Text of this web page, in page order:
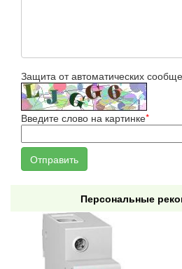
Защита от автоматических
Введите слово на картинке*
Персональные